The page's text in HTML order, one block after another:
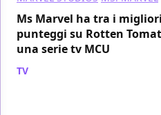
Ms Marvel ha tra i migliori
punteggi su Rotten
una serie tv MCU
TV